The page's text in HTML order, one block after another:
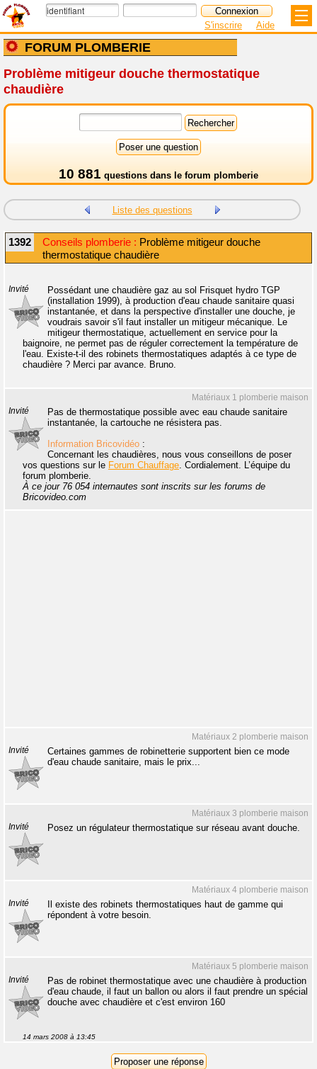
FORUM PLOMBERIE
S'inscrire Aide
Problème mitigeur douche thermostatique
chaudière
10 881 questions dans le forum plomberie
Liste des questions
1392 Conseils plomberie : Problème mitigeur douche
thermostatique chaudière
Invité
Possédant une chaudière gaz au sol Frisquet hydro TGP
(installation 1999), à production d'eau chaude sanitaire quasi
instantanée, et dans la perspective d'installer une douche, je
voudrais savoir s'il faut installer un mitigeur mécanique. Le
mitigeur thermostatique, actuellement en service pour la
baignoire, ne permet pas de réguler correctement la température de
l'eau. Existe-t-il des robinets thermostatiques adaptés à ce type de
chaudière ? Merci par avance. Bruno.
Matériaux 1 plomberie maison
Invité
Pas de thermostatique possible avec eau chaude sanitaire
instantanée, la cartouche ne résistera pas.
Information Bricovidéo :
Concernant les chaudières, nous vous conseillons de poser
vos questions sur le Forum Chauffage. Cordialement. L’équipe du
forum plomberie.
À ce jour 76 054 internautes sont inscrits sur les forums de
Bricovideo.com
Matériaux 2 plomberie maison
Invité
Certaines gammes de robinetterie supportent bien ce mode
d'eau chaude sanitaire, mais le prix...
Matériaux 3 plomberie maison
Invité Posez un régulateur thermostatique sur réseau avant douche.
Matériaux 4 plomberie maison
Invité
Il existe des robinets thermostatiques haut de gamme qui
répondent à votre besoin.
Matériaux 5 plomberie maison
Invité
Pas de robinet thermostatique avec une chaudière à production
d'eau chaude, il faut un ballon ou alors il faut prendre un spécial
douche avec chaudière et c'est environ 160
14 mars 2008 à 13:45